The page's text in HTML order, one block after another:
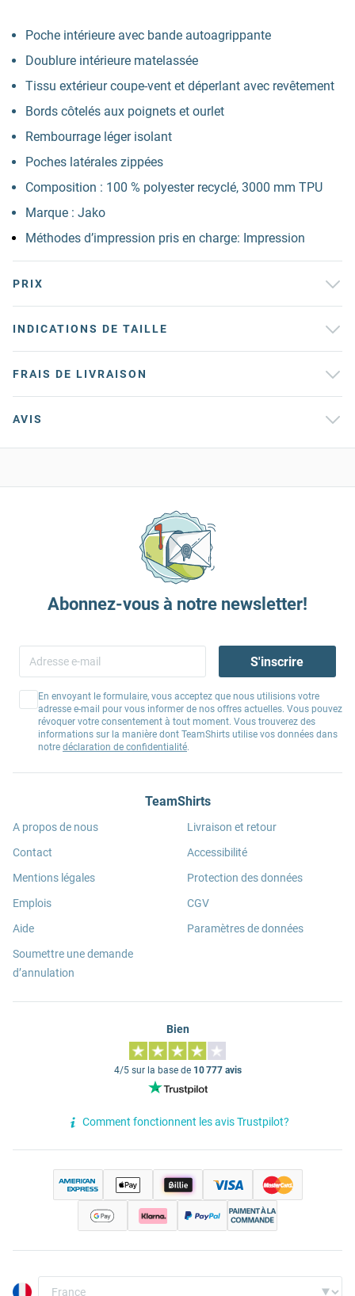
Poche intérieure avec bande autoagrippante
Doublure intérieure matelassée
Tissu extérieur coupe-vent et déperlant avec revêtement
Bords côtelés aux poignets et ourlet
Rembourrage léger isolant
Poches latérales zippées
Composition : 100 % polyester recyclé, 3000 mm TPU
Marque : Jako
Méthodes d’impression pris en charge: Impression
PRIX
INDICATIONS DE TAILLE
FRAIS DE LIVRAISON
AVIS
Abonnez-vous à notre newsletter!
S'inscrire
En envoyant le formulaire, vous acceptez que nous utilisions votre
adresse e-mail pour vous informer de nos offres actuelles. Vous pouvez
révoquer votre consentement à tout moment. Vous trouverez des
informations sur la manière dont TeamShirts utilise vos données dans
notre déclaration de confidentialité.
TeamShirts
A propos de nous
Contact
Mentions légales
Emplois
Aide
Soumettre une demande
d’annulation
Livraison et retour
Accessibilité
Protection des données
CGV
Paramètres de données
Bien
4/5 sur la base de 10 777 avis
Comment fonctionnent les avis Trustpilot?